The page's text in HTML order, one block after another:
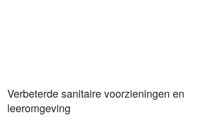
Verbeterde sanitaire voorzieningen en
leeromgeving